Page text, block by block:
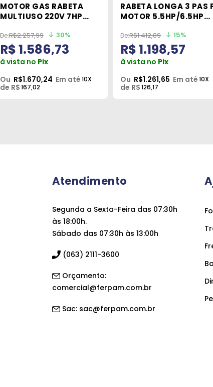
MOTOR GAS RABETA
MULTIUSO 220V 7HP
R$2.257,99 30%
R$ 1.586,73
à vista no Pix
Ou R$1.670,24 Em até10X
de R$167,02
RABETA LONGA 3 PAS
MOTOR 5.5HP/6.5HP
HELICE (COMP
R$1.412,89 15%
R$ 1.198,57
à vista no Pix
Ou R$1.261,65 Em até10X
de R$126,17
Atendimento
Segunda a Sexta-Feira das 07:30h
às 18:00h.
Sábado das 07:30h às 13:00h
(063) 2111-3600
Orçamento:
comercial@ferpam.com.br
Sac: sac@ferpam.com.br